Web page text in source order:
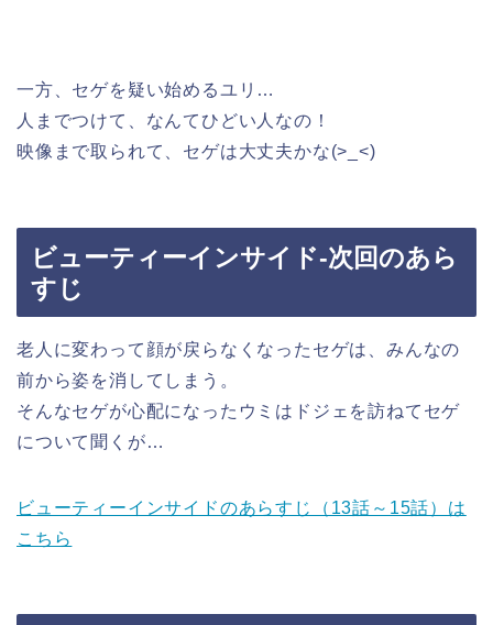
一方、セゲを疑い始めるユリ…
人までつけて、なんてひどい人なの！
映像まで取られて、セゲは大丈夫かな(>_<)
ビューティーインサイド-次回のあら
すじ
老人に変わって顔が戻らなくなったセゲは、みんなの
前から姿を消してしまう。
そんなセゲが心配になったウミはドジェを訪ねてセゲ
について聞くが…
ビューティーインサイドのあらすじ（13話～15話）は
こちら